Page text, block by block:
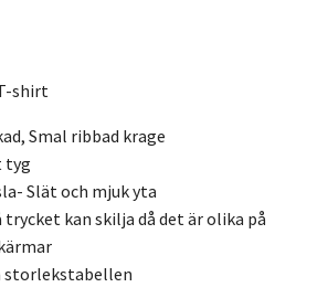
shirt
Smal ribbad krage
tyg
Slät och mjuk yta
trycket kan skilja då det är olika på
storlekstabellen